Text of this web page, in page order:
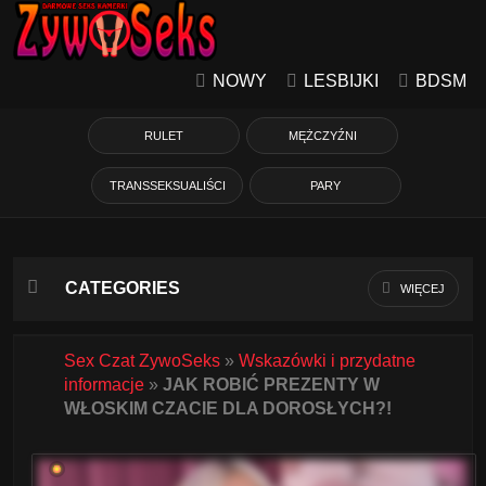
NOWY LESBIJKI BDSM
RULET MĘŻCZYŹNI
TRANSSEKSUALIŚCI PARY
CATEGORIES WIĘCEJ
Azjatycka
Babcie
Białe Dziewczyny
Sex Czat ZywoSeks » Wskazówki i przydatne
informacje » JAK ROBIĆ PREZENTY W
WŁOSKIM CZACIE DLA DOROSŁYCH?!